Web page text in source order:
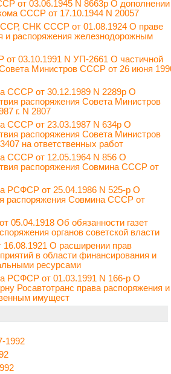
от 03.06.1945 N 8663р О дополнении
СССР от 17.10.1944 N 20057
СНК СССР от 01.08.1924 О праве
и распоряжения железнодорожным
от 03.10.1991 N УП-2661 О частичной
Министров СССР от 26 июня
СССР от 30.12.1989 N 2289р О
распоряжения Совета Министров
г. N 2807
СССР от 23.03.1987 N 634р О
распоряжения Совета Министров
на ответственных работ
СССР от 12.05.1964 N 856 О
распоряжения Совмина СССР от
РСФСР от 25.04.1986 N 525-р О
распоряжения Совмина СССР от
05.04.1918 Об обязанности газет
органов советской власти
О расширении прав
в области финансирования и
ресурсами
РСФСР от 01.03.1991 N 166-р О
Росавтотранс права распоряжения и
имущест
1992